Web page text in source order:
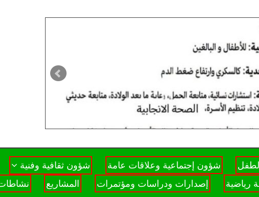
شؤون إجتماعية وعلاقات عامة شؤون ثقافية وفنية
رياضية إصدارات ودراسات ومؤتمرات المشاريع